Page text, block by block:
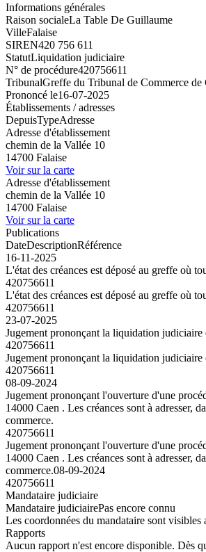
Informations générales
Raison socialeLa Table De Guillaume
VilleFalaise
SIREN420 756 611
StatutLiquidation judiciaire
N° de procédure420756611
TribunalGreffe du Tribunal de Commerce de
Prononcé le16-07-2025
Établissements / adresses
DepuisTypeAdresse
Adresse d'établissement
chemin de la Vallée 10
14700 Falaise
Voir sur la carte
Adresse d'établissement
chemin de la Vallée 10
14700 Falaise
Voir sur la carte
Publications
DateDescriptionRéférence
16-11-2025
L'état des créances est déposé au greffe où
420756611
L'état des créances est déposé au greffe où
420756611
23-07-2025
Jugement prononçant la liquidation
420756611
Jugement prononçant la liquidation
420756611
08-09-2024
Jugement prononçant l'ouverture d'une
14000 Caen . Les créances sont à adresser,
commerce.
420756611
Jugement prononçant l'ouverture d'une
14000 Caen . Les créances sont à adresser,
commerce.08-09-2024
420756611
Mandataire judiciaire
Mandataire judiciairePas encore connu
Les coordonnées du mandataire sont
Rapports
Aucun rapport n'est encore disponible. Dès